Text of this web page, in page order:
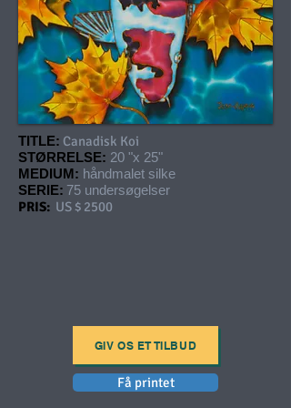
TITLE: Canadisk Koi
STØRRELSE: 20 "x 25"
MEDIUM: håndmalet silke
SERIE: 75 undersøgelser
PRIS: US $ 2500
GIV OS ET TILBUD
Få printet